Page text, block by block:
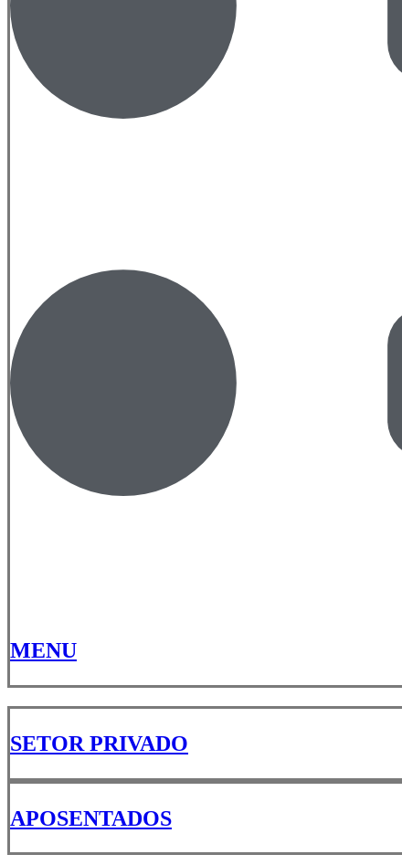
MENU
SETOR PRIVADO
APOSENTADOS